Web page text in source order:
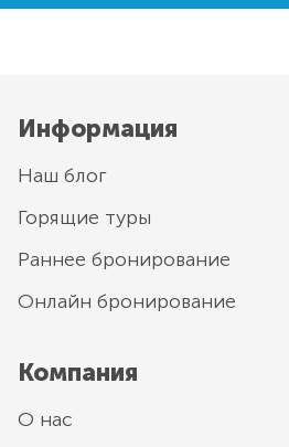
Информация
Наш блог
Горящие туры
Раннее бронирование
Онлайн бронирование
Компания
О нас